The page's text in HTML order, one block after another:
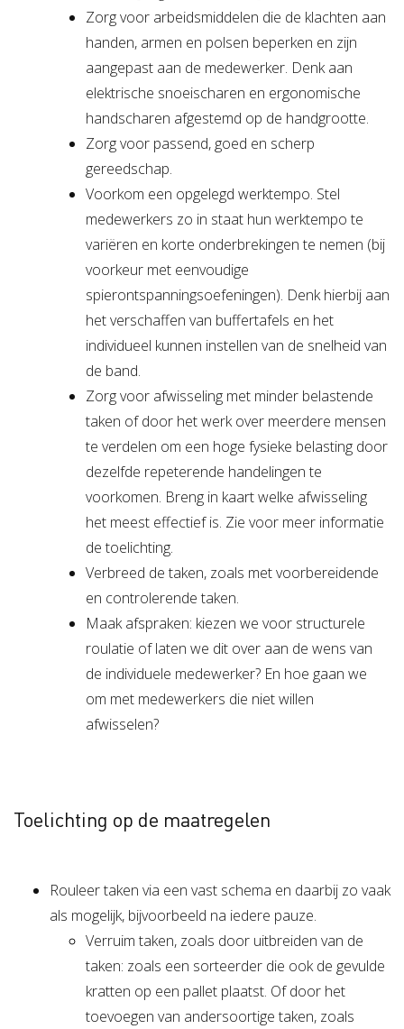
Zorg voor arbeidsmiddelen die de klachten aan
handen, armen en polsen beperken en zijn
aangepast aan de medewerker. Denk aan
elektrische snoeischaren en ergonomische
handscharen afgestemd op de handgrootte.
Zorg voor passend, goed en scherp
gereedschap.
Voorkom een opgelegd werktempo. Stel
medewerkers zo in staat hun werktempo te
variëren en korte onderbrekingen te nemen (bij
voorkeur met eenvoudige
spierontspanningsoefeningen). Denk hierbij aan
het verschaffen van buffertafels en het
individueel kunnen instellen van de snelheid van
de band.
Zorg voor afwisseling met minder belastende
taken of door het werk over meerdere mensen
te verdelen om een hoge fysieke belasting door
dezelfde repeterende handelingen te
voorkomen. Breng in kaart welke afwisseling
het meest effectief is. Zie voor meer informatie
de toelichting.
Verbreed de taken, zoals met voorbereidende
en controlerende taken.
Maak afspraken: kiezen we voor structurele
roulatie of laten we dit over aan de wens van
de individuele medewerker? En hoe gaan we
om met medewerkers die niet willen
afwisselen?
Toelichting op de maatregelen
Rouleer taken via een vast schema en daarbij zo vaak
als mogelijk, bijvoorbeeld na iedere pauze.
Verruim taken, zoals door uitbreiden van de
taken: zoals een sorteerder die ook de gevulde
kratten op een pallet plaatst. Of door het
toevoegen van andersoortige taken, zoals